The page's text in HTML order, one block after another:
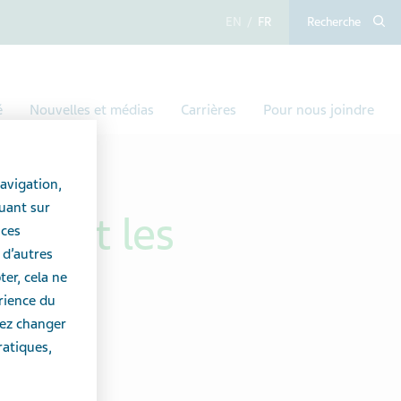
anglais françaisRecherche
Nouvelles et médias Carrières Pour nous joindre
les
sur
cela ne
du
changer